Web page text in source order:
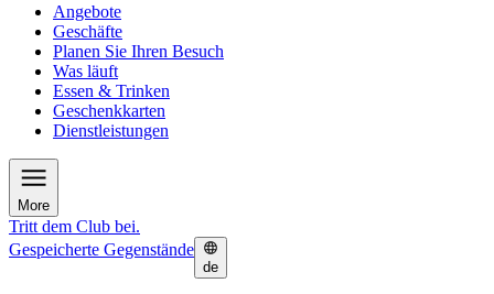
Angebote
Geschäfte
Planen Sie Ihren Besuch
Was läuft
Essen & Trinken
Geschenkkarten
Dienstleistungen
More
Tritt dem Club bei.
Gespeicherte Gegenstände
de